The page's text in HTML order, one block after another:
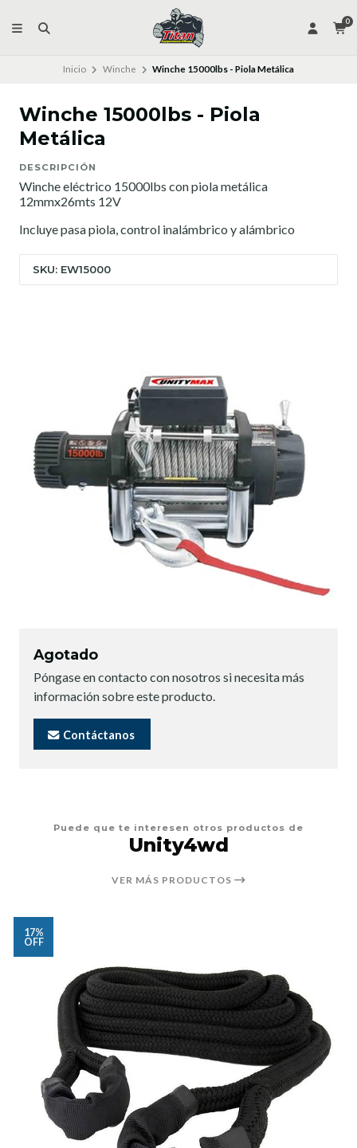
0
Inicio Winche Winche 15000lbs - Piola Metálica
Winche 15000lbs - Piola
Metálica
DESCRIPCIÓN
Winche eléctrico 15000lbs con piola metálica
12mmx26mts 12V
Incluye pasa piola, control inalámbrico y alámbrico
SKU: EW15000
Agotado
Póngase en contacto con nosotros si necesita más
información sobre este producto.
Contáctanos
Puede que te interesen otros productos de
Unity4wd
VER MÁS PRODUCTOS
17%
OFF